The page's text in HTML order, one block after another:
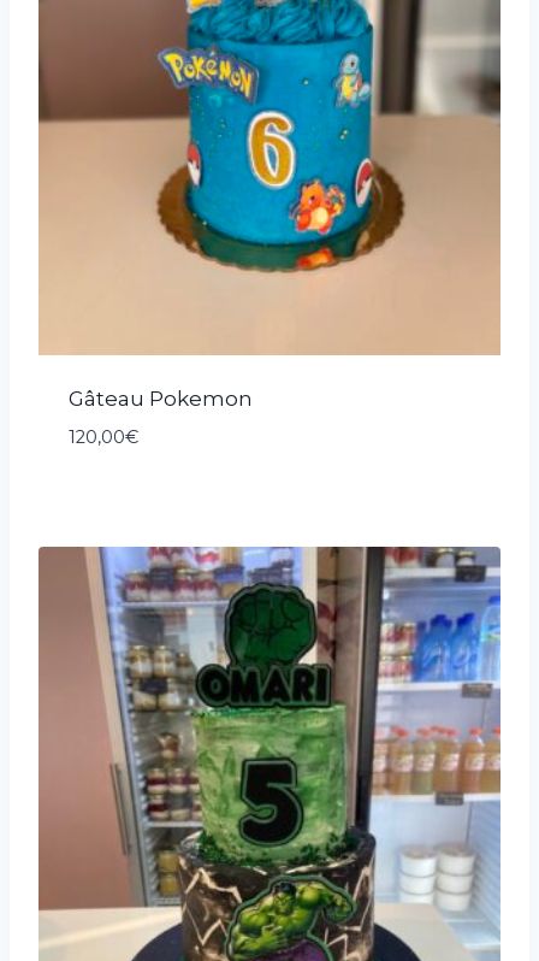
Gâteau Pokemon
120,00€